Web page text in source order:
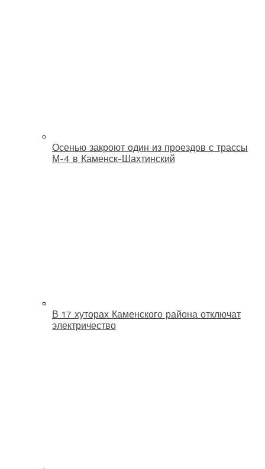
Осенью закроют один из проездов с трассы
М-4 в Каменск-Шахтинский
В 17 хуторах Каменского района отключат
электричество